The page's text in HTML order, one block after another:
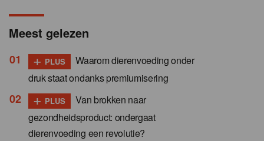
Meest gelezen
+ PLUS
Waarom dierenvoeding onder
druk staat ondanks premiumisering
+ PLUS
Van brokken naar
gezondheidsproduct: ondergaat
dierenvoeding een revolutie?